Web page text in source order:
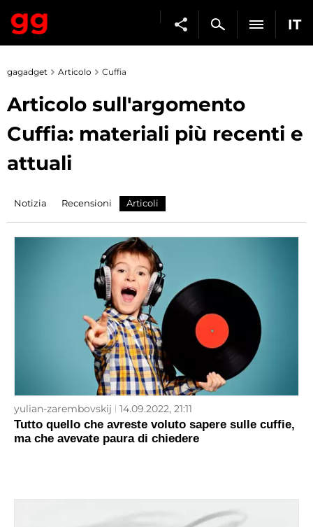
IT
gagadget Articolo Cuffia
Articolo sull'argomento
Cuffia: materiali più recenti e
attuali
Notizia Recensioni Articoli
yulian-zarembovskij 14.09.2022, 21:11
Tutto quello che avreste voluto sapere sulle cuffie,
ma che avevate paura di chiedere